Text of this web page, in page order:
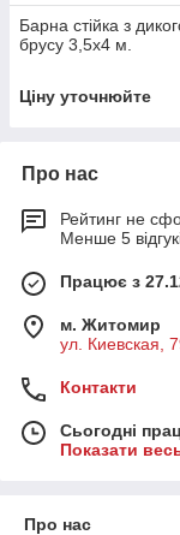
Барна стійка з
брусу 3,5х4 м.
Ціну уточнюйте
Про нас
Рейтинг не
Менше 5
Працює з
м. Житомир
ул. Киевская,
Контакти
Сьогодні
Показати
Про нас